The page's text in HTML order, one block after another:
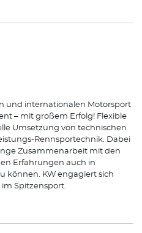
und internationalen Motorsport
– mit großem Erfolg! Flexible
Umsetzung von technischen
Rennsportechnik. Dabei
Zusammenarbeit mit den
Erfahrungen auch in
können. KW engagiert sich
Spitzensport.